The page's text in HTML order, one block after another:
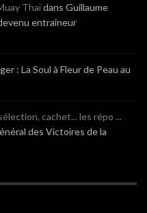
Thaïdans Guillaume
entraineur
: La Soul à Fleur de Peau au
cachet... les répo ...
des Victoires de la